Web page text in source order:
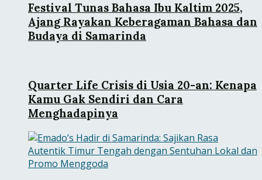
Festival Tunas Bahasa Ibu Kaltim 2025,
Ajang Rayakan Keberagaman Bahasa dan
Budaya di Samarinda
Quarter Life Crisis di Usia 20-an: Kenapa
Kamu Gak Sendiri dan Cara
Menghadapinya